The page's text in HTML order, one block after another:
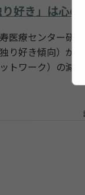
り好き」は心
療センター研究
り好き傾向）が
トワーク）の減